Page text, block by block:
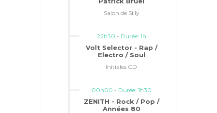
Salon de Silly
22h30 - Durée: 1h
Volt Selector - Rap /
Electro / Soul
Initiales CD
00h00 - Durée: 1h30
ZENITH - Rock / Pop /
Années 80